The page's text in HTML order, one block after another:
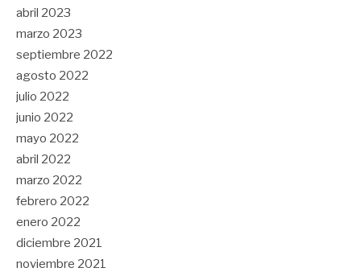
abril 2023
marzo 2023
septiembre 2022
agosto 2022
julio 2022
junio 2022
mayo 2022
abril 2022
marzo 2022
febrero 2022
enero 2022
diciembre 2021
noviembre 2021